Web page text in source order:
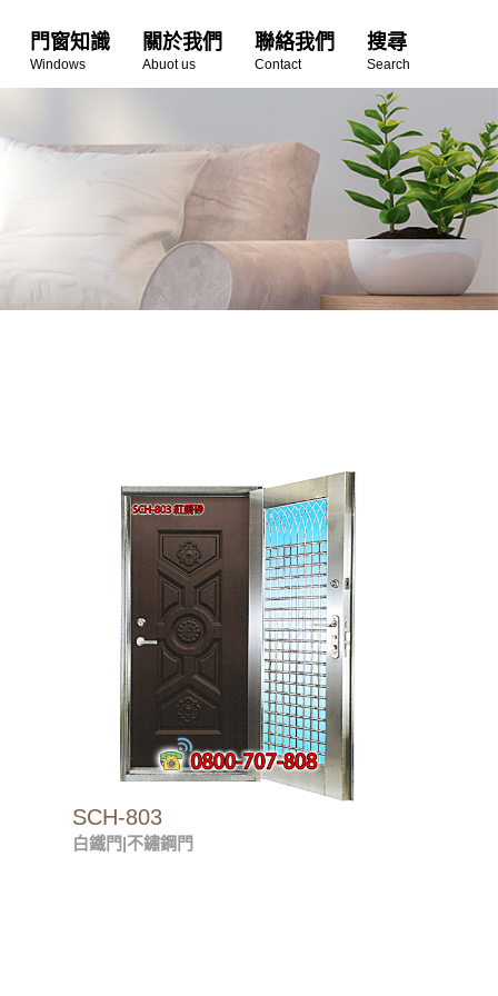
門窗知識
Windows
關於我們
Abuot us
聯絡我們
Contact
搜尋
Search
SCH-803
白鐵門|不鏽鋼門